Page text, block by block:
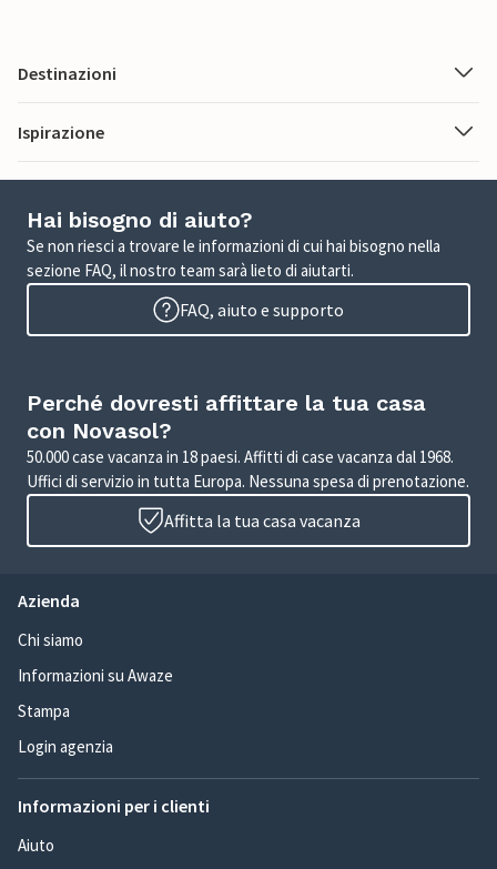
Destinazioni
Ispirazione
Hai bisogno di aiuto?
Se non riesci a trovare le informazioni di cui hai bisogno nella
sezione FAQ, il nostro team sarà lieto di aiutarti.
FAQ, aiuto e supporto
Perché dovresti affittare la tua casa
con Novasol?
50.000 case vacanza in 18 paesi. Affitti di case vacanza dal 1968.
Uffici di servizio in tutta Europa. Nessuna spesa di prenotazione.
Affitta la tua casa vacanza
Azienda
Chi siamo
Informazioni su Awaze
Stampa
Login agenzia
Informazioni per i clienti
Aiuto